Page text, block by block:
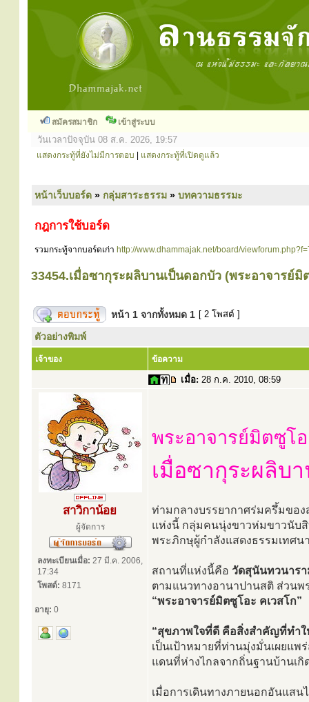
สมัครสมาชิก เข้าสู่ระบบ
วันเวลาปัจจุบัน 08 ส.ค. 2026, 19:57
แสดงกระทู้ที่ยังไม่มีการตอบ แสดงกระทู้ที่เปิดดูแล้ว
หน้าเว็บบอร์ด » กลุ่มสาระธรรม » บทความธรรมะ
กฎการใช้บอร์ด
รวมกระทู้จากบอร์ดเก่า http://www.dhammajak.net/board/
33454.เมื่อซากุระผลิบานเป็นดอกบัว (พระอาจารย์มิ
หน้า 1 จากทั้งหมด 1 [ 2 โพสต์ ]
ตัวอย่างพิมพ์
เจ้าของ ข้อความ
เมื่อ: 28 ก.ค. 2010, 08:59
สาวิกาน้อย
ผู้จัดการ
ลงทะเบียนเมื่อ: 27 มี.ค. 2006,
17:34
โพสต์: 8171
อายุ: 0
พระอาจารย์มิตซูโ
เมื่อซากุระผลิบ
ท่ามกลางบรรยากาศร่มครึ้มขอ
แห่งนี้ กลุ่มคนนุ่งขาวห่มขาวนับสิ
พระภิกษุผู้กำลังแสดงธรรมเทศน
สถานที่แห่งนี้คือ วัดสุนันทวนาร
ตามแนวทางอานาปานสติ ส่วน
“พระอาจารย์มิตซูโอะ คเวสโก”
“สุขภาพใจที่ดี คือสิ่งสำคัญที่ทำใ
เป็นเป้าหมายที่ท่านมุ่งมั่นเผยแพ
แดนที่ห่างไกลจากถิ่นฐานบ้านเ
เมื่อการเดินทางภายนอกอันแส